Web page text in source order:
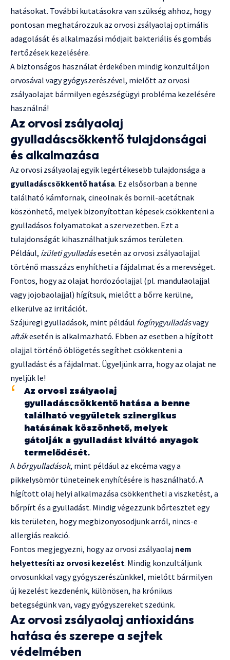
hatásokat. További kutatásokra van szükség ahhoz, hogy
pontosan meghatározzuk az orvosi zsályaolaj optimális
adagolását és alkalmazási módjait bakteriális és gombás
fertőzések kezelésére.
A biztonságos használat érdekében mindig konzultáljon
orvosával vagy gyógyszerészével, mielőtt az orvosi
zsályaolajat bármilyen egészségügyi probléma kezelésére
használná!
Az orvosi zsályaolaj
gyulladáscsökkentő tulajdonságai
és alkalmazása
Az orvosi zsályaolaj egyik legértékesebb tulajdonsága a
gyulladáscsökkentő hatása. Ez elsősorban a benne
található kámfornak, cineolnak és bornil-acetátnak
köszönhető, melyek bizonyítottan képesek csökkenteni a
gyulladásos folyamatokat a szervezetben. Ezt a
tulajdonságát kihasználhatjuk számos területen.
Például, ízületi gyulladásesetén az orvosi zsályaolajjal
történő masszázs enyhítheti a fájdalmat és a merevséget.
Fontos, hogy az olajat hordozóolajjal (pl. mandulaolajjal
vagy jojobaolajjal) hígítsuk, mielőtt a bőrre kerülne,
elkerülve az irritációt.
Szájüregi gyulladások, mint például fogínygyulladásvagy
aftákesetén is alkalmazható. Ebben az esetben a hígított
olajjal történő öblögetés segíthet csökkenteni a
gyulladást és a fájdalmat. Ügyeljünk arra, hogy az olajat ne
nyeljük le!
Az orvosi zsályaolaj
gyulladáscsökkentő hatása a benne
található vegyületek szinergikus
hatásának köszönhető, melyek
gátolják a gyulladást kiváltó anyagok
termelődését.
A bőrgyulladások, mint például az ekcéma vagy a
pikkelysömör tüneteinek enyhítésére is használható. A
hígított olaj helyi alkalmazása csökkentheti a viszketést, a
bőrpírt és a gyulladást. Mindig végezzünk bőrtesztet egy
kis területen, hogy megbizonyosodjunk arról, nincs-e
allergiás reakció.
Fontos megjegyezni, hogy az orvosi zsályaolaj nem
helyettesíti az orvosi kezelést. Mindig konzultáljunk
orvosunkkal vagy gyógyszerészünkkel, mielőtt bármilyen
új kezelést kezdenénk, különösen, ha krónikus
betegségünk van, vagy gyógyszereket szedünk.
Az orvosi zsályaolaj antioxidáns
hatása és szerepe a sejtek
védelmében